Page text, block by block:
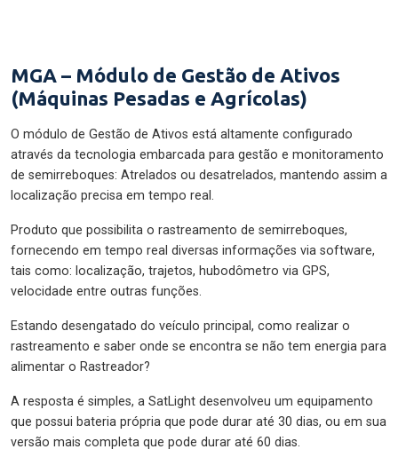
MGA – Módulo de Gestão de Ativos
(Máquinas Pesadas e Agrícolas)
O módulo de Gestão de Ativos está altamente configurado
através da tecnologia embarcada para gestão e monitoramento
de semirreboques: Atrelados ou desatrelados, mantendo assim a
localização precisa em tempo real.
Produto que possibilita o rastreamento de semirreboques,
fornecendo em tempo real diversas informações via software,
tais como: localização, trajetos, hubodômetro via GPS,
velocidade entre outras funções.
Estando desengatado do veículo principal, como realizar o
rastreamento e saber onde se encontra se não tem energia para
alimentar o Rastreador?
A resposta é simples, a SatLight desenvolveu um equipamento
que possui bateria própria que pode durar até 30 dias, ou em sua
versão mais completa que pode durar até 60 dias.